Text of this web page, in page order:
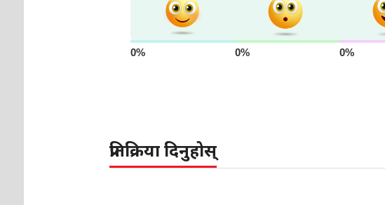
0% 0% 0%
प्रतिक्रिया दिनुहोस्